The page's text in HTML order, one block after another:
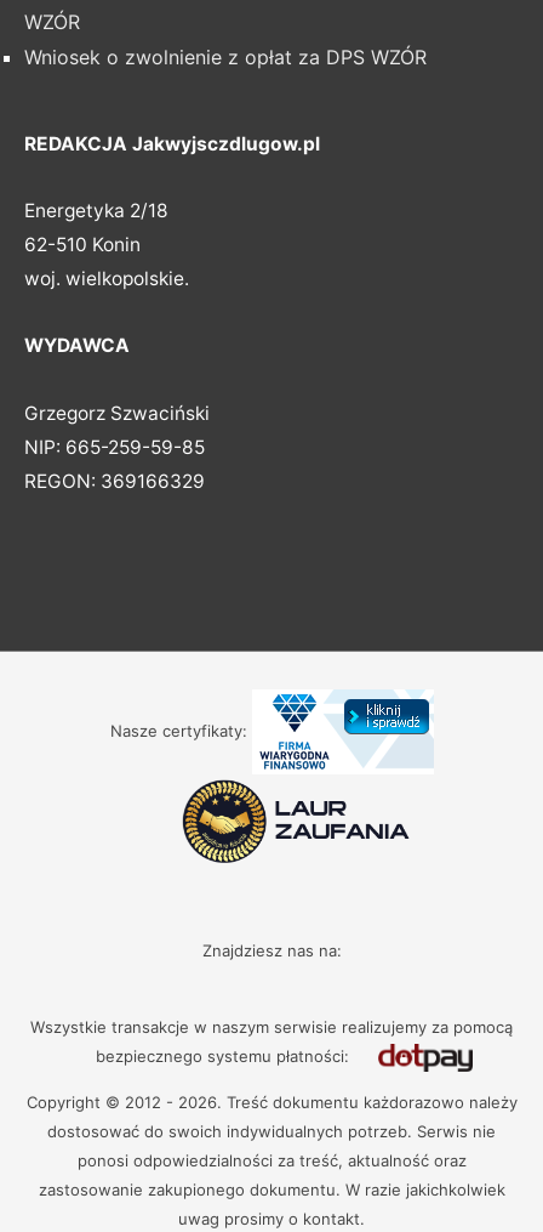
WZÓR
Wniosek o zwolnienie z opłat za DPS WZÓR
REDAKCJA Jakwyjsczdlugow.pl
Energetyka 2/18
62-510 Konin
woj. wielkopolskie.
WYDAWCA
Grzegorz Szwaciński
NIP: 665-259-59-85
REGON: 369166329
Nasze certyfikaty:
Znajdziesz nas na:
Wszystkie transakcje w naszym serwisie realizujemy za pomocą
bezpiecznego systemu płatności:
Copyright © 2012 - 2026. Treść dokumentu każdorazowo należy
dostosować do swoich indywidualnych potrzeb. Serwis nie
ponosi odpowiedzialności za treść, aktualność oraz
zastosowanie zakupionego dokumentu. W razie jakichkolwiek
uwag prosimy o kontakt.